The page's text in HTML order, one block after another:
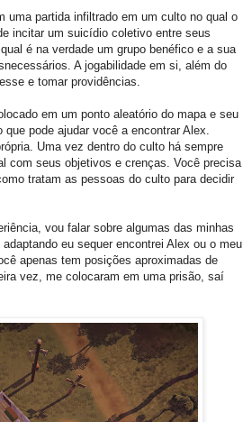
uma partida infiltrado em um culto no qual o
incitar um suicídio coletivo entre seus
é na verdade um grupo benéfico e a sua
A jogabilidade em si, além do
e tomar providências.
em um ponto aleatório do mapa e seu
pode ajudar você a encontrar Alex.
Uma vez dentro do culto há sempre
com seus objetivos e crenças. Você precisa
tratam as pessoas do culto para decidir
vou falar sobre algumas das minhas
eu sequer encontrei Alex ou o meu
apenas tem posições aproximadas de
vez, me colocaram em uma prisão, saí